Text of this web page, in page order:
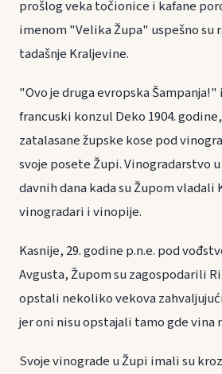
prošlog veka točionice i kafane
imenom "Velika Župa" uspešno su
tadašnje Kraljevine.
"Ovo je druga evropska
francuski konzul Deko 1904.
zatalasane župske kose pod
svoje posete Župi. Vinogradarstvo
davnih dana kada su Župom
vinogradari i vinopije.
Kasnije, 29. godine p.n.e. pod
Avgusta, Župom su zagospodarili
opstali nekoliko vekova
jer oni nisu opstajali tamo gde vina
Svoje vinograde u Župi imali su